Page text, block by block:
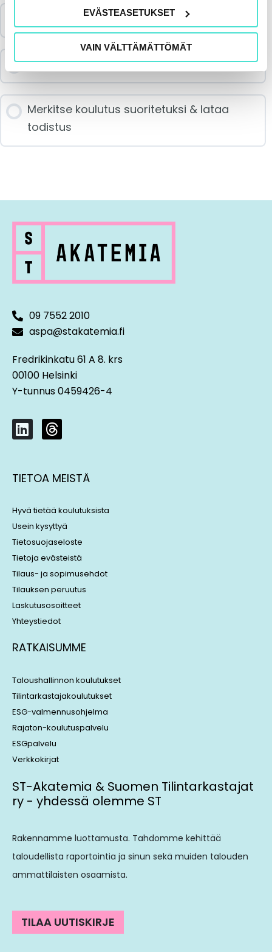
EVÄSTEASETUKSET
VAIN VÄLTTÄMÄTTÖMÄT
Katso koulutus & aineisto
Vastaa palautekyselyyn
Merkitse koulutus suoritetuksi & lataa
todistus
09 7552 2010
aspa@stakatemia.fi
Fredrikinkatu 61 A 8. krs
00100 Helsinki
Y-tunnus 0459426-4
L
i
k
e
i
n
T
h
e
a
s
TIETOA MEISTÄ
Hyvä tietää koulutuksista
Usein kysyttyä
Tietosuojaseloste
Tietoja evästeistä
Tilaus- ja sopimusehdot
Tilauksen peruutus
Laskutusosoitteet
Yhteystiedot
RATKAISUMME
Taloushallinnon koulutukset
Tilintarkastajakoulutukset
ESG-valmennusohjelma
Rajaton-koulutuspalvelu
ESGpalvelu
Verkkokirjat
ST-Akatemia & Suomen Tilintarkastajat
ry - yhdessä olemme ST
Rakennamme luottamusta. Tahdomme kehittää
taloudellista raportointia ja sinun sekä muiden talouden
ammattilaisten osaamista.
TILAA UUTISKIRJE